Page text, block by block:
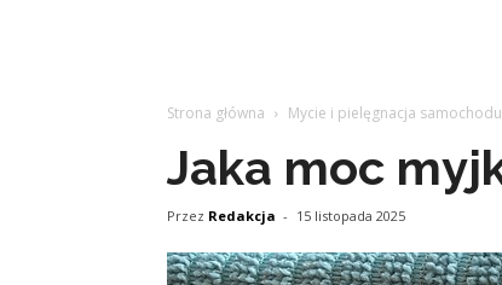
Strona główna Mycie i pielęgnacja samochodu
Jaka moc
Przez Redakcja - 15 listopada 2025